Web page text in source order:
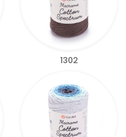
1302